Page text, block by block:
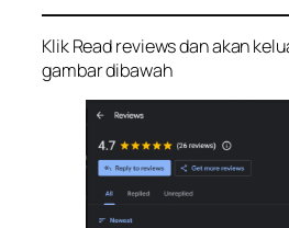
Klik Read reviews dan akan
gambar dibawah